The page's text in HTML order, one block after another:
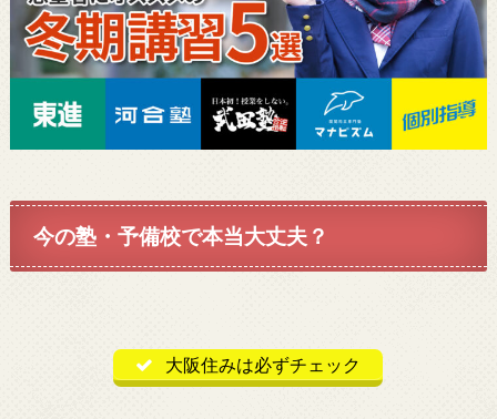
今の塾・予備校で本当大丈夫？
大阪住みは必ずチェック